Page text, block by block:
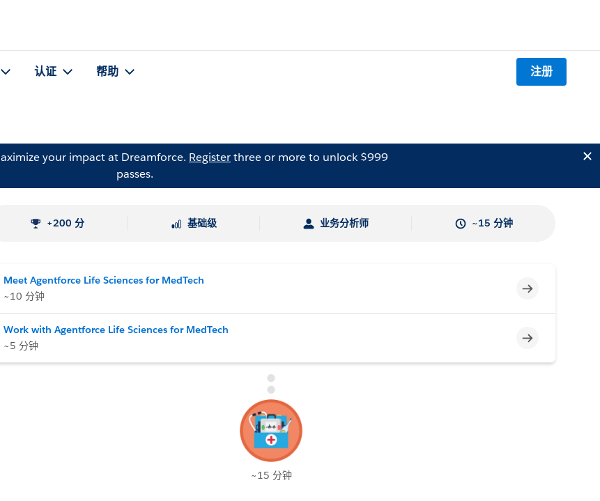
认证 帮助 注册
your impact at Dreamforce. Registerthree or more to unlock $999
passes.
+200 分 基础级 业务分析师 ~15 分钟
Meet Agentforce Life Sciences for MedTech
~10 分钟
不完整
Work with Agentforce Life Sciences for MedTech
~5 分钟
不完整
~15 分钟